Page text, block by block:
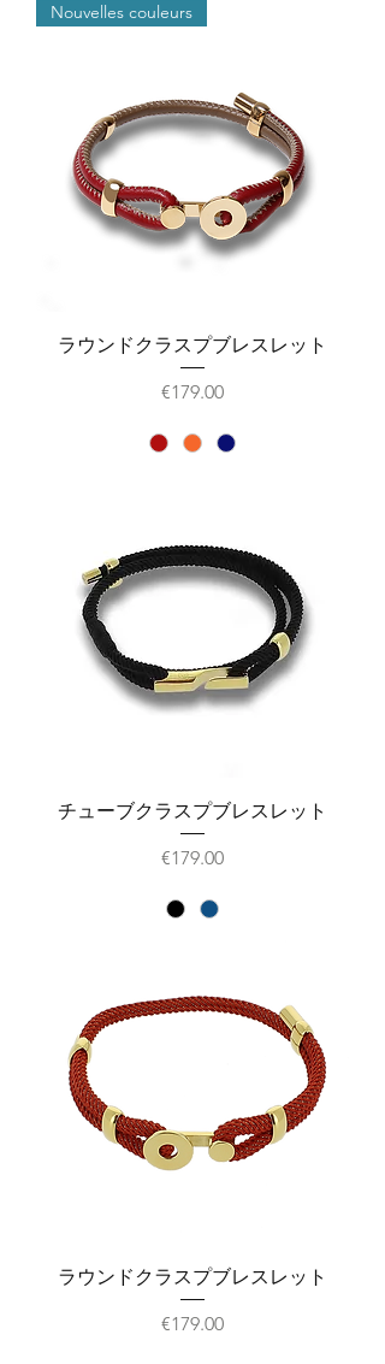
Nouvelles couleurs
ラウンドクラスプブレスレット
価格
€179.00
チューブクラスプブレスレット
価格
€179.00
ラウンドクラスプブレスレット
価格
€179.00